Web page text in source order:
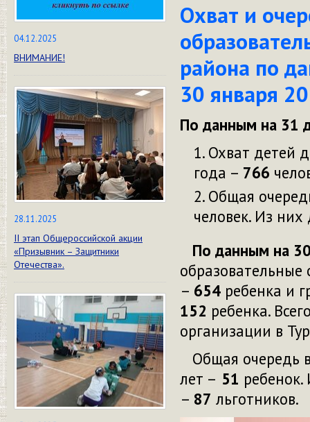
04.12.2025
ВНИМАНИЕ!
28.11.2025
II этап Общероссийской акции
«Призывник – Защитники
Отечества».
Охват и
района по
30 января
По данным на 31
Охват детей
года – 766
Общая
человек. Из
По данным на
образовательные
– 654 ребенка и
152 ребенка.
организации в
Общая очередь
лет – 51
– 87 льготников.